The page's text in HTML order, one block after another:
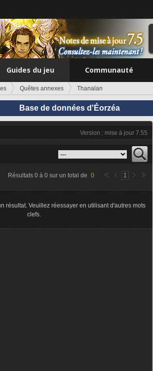
Guides du jeu Communauté
Quêtes annexes Thanalan
Base de données d'Éorzéa
Version : mise à jour 7.55
Résultats 0 à 0 sur un total de 0 1
résultat. Veuillez réessayer en utilisant d'autres mots
clefs.